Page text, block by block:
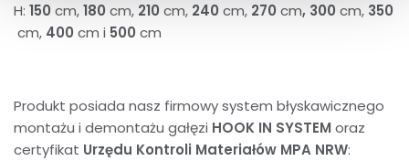
H: 150 cm,180 cm, 210 cm, 240 cm, 270 cm, 300 cm, 350
cm, 400 cm i 500 cm
Produkt posiada nasz firmowy system błyskawicznego
montażu i demontażu gałęzi HOOK IN SYSTEMoraz
certyfikat Urzędu Kontroli Materiałów MPA NRW: